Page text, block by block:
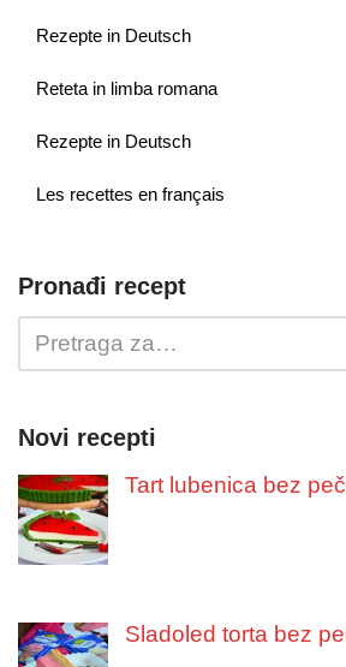
Rezepte in Deutsch
Reteta in limba romana
Rezepte in Deutsch
Les recettes en français
Pronađi recept
Novi recepti
Tart lubenica bez
Sladoled torta bez